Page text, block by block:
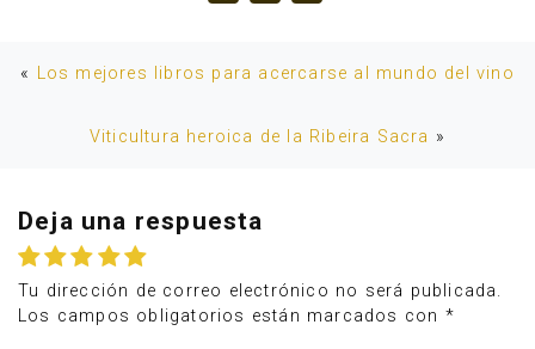
« Los mejores libros para acercarse al mundo del vino
Viticultura heroica de la Ribeira Sacra »
Deja una respuesta
Tu dirección de correo electrónico no será publicada.
Los campos obligatorios están marcados con *